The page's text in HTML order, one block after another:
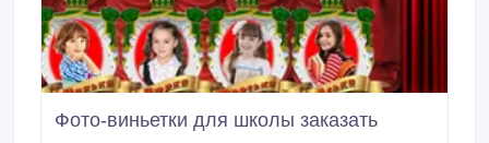
Фото-виньетки для школы заказать